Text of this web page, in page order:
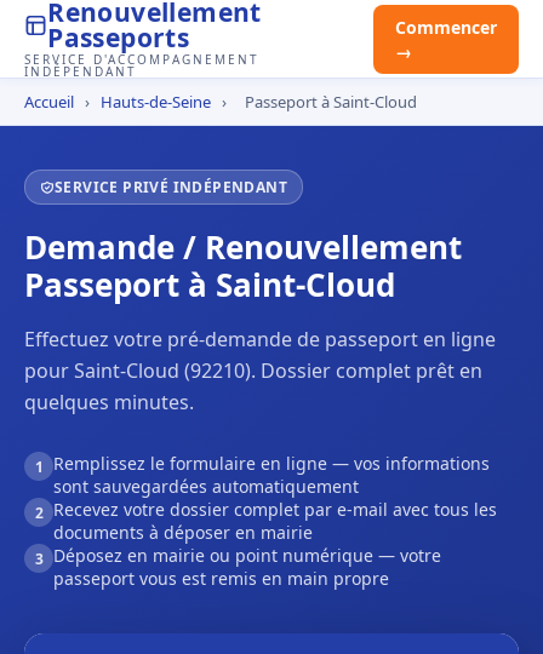
Renouvellement
Passeports
SERVICE D'ACCOMPAGNEMENT
INDÉPENDANT
Commencer
→
Accueil › Hauts-de-Seine › Passeport à Saint-Cloud
SERVICE PRIVÉ INDÉPENDANT
Demande / Renouvellement
Passeport à Saint-Cloud
Effectuez votre pré-demande de passeport en ligne
pour Saint-Cloud (92210). Dossier complet prêt en
quelques minutes.
1
Remplissez le formulaire en ligne — vos informations
sont sauvegardées automatiquement
2 Recevez votre dossier complet par e-mail avec tous les
documents à déposer en mairie
3 Déposez en mairie ou point numérique — votre
passeport vous est remis en main propre